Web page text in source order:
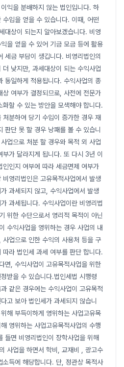
익을 분배하지 않는 법인입니다. 하
수입을 얻을 수 있습니다. 이때, 어떤
대상이 되는지 알아보겠습니다. 비영
을 얻을 수 있어 기금 모금 등에 활용
세금 부담이 생깁니다. 비영리법인의
낮지만, 과세대상이 되는 수익사업
동일하게 적용됩니다. 수익사업의 종
여부가 결정되므로, 사전에 전문가
할 수 있는 방안을 모색해야 합니다.
분하여 당기 수입이 증가한 경우 재
판단 못 할 경우 낭패를 볼 수 있습니
업으로 처분 할 경우와 목적 외 사업
가 달라지게 됩니다. 또 다시 3년 이
인지 여부에 따라 세금면제 여부가
영리법인은 고유목적사업에서 발생
과세되지 않고, 수익사업에서 발생
과세됩니다. 수익사업이란 비영리법
위한 수단으로서 영리적 목적이 아닌
수익사업을 영위하는 경우 사업의 내
업으로 인한 수익의 사용처 등을 구
라 법인세 과세 여부를 판단 합니다.
면, 수익사업이 고유목적사업을 위한
받을 수 있습니다.법인세법 시행령
같은 경우에는 수익사업이 고유목적
고 보아 법인세가 과세되지 않습니
해 부득이하게 영위하는 사업고유목
영위하는 사업고유목적사업의 수행
들면 비영리법인이 장학사업을 위해
사업을 하면서 학비, 교재비 , 광고수
소득에 해당합니다. 단, 정관상 목적사